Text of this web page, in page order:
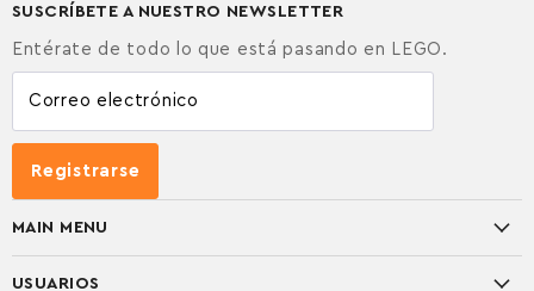
SUSCRÍBETE A NUESTRO NEWSLETTER
Entérate de todo lo que está pasando en LEGO.
Correo electrónico
Registrarse
MAIN MENU
USUARIOS